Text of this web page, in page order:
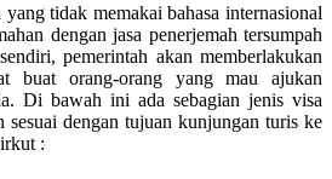
tidak memakai bahasa internasional
dengan jasa penerjemah tersumpah
pemerintah akan memberlakukan
buat orang-orang yang mau ajukan
Di bawah ini ada sebagian jenis visa
dengan tujuan kunjungan turis ke
: